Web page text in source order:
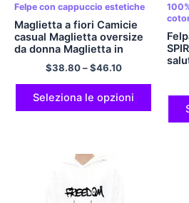
Felpe con cappuccio estetiche
Maglietta a fiori Camicie
casual Maglietta oversize
da donna Maglietta in
poliestere Maglietta a
maniche lunghe con o-
collo
$38.80–$46.10
Seleziona le opzioni